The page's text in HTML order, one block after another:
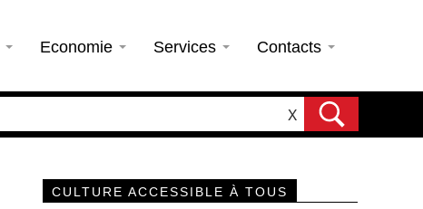
Economie Services Contacts
X
CULTURE ACCESSIBLE À TOUS